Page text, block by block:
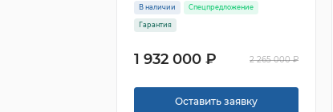
В наличии Спецпредложение
Гарантия
1 932 000 ₽ 2 265 000 ₽
Оставить заявку